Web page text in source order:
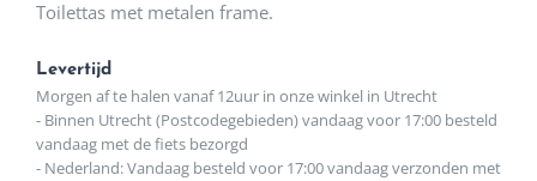
Toilettas met metalen frame.
Levertijd
Morgen af te halen vanaf 12uur in onze winkel in Utrecht
- Binnen Utrecht (Postcodegebieden) vandaag voor 17:00 besteld
vandaag met de fiets bezorgd
- Nederland: Vandaag besteld voor 17:00 vandaag verzonden met